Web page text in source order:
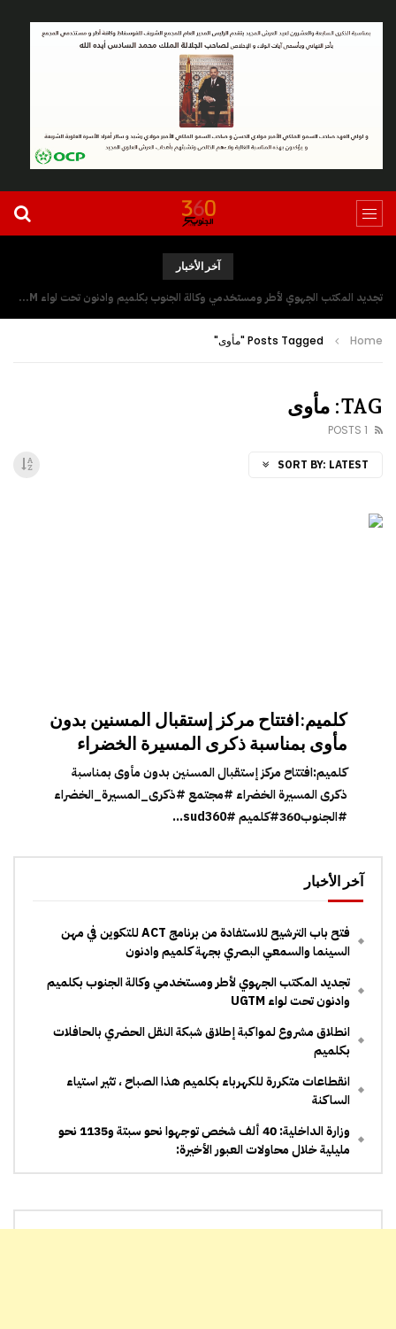
آخر الأخبار
تجديد المكتب الجهوي لأطر ومستخدمي وكالة الجنوب بكلميم وادنون تحت لواء UGTM
Home Posts Tagged "مأوى"
TAG: مأوى
1 POSTS
SORT BY: LATEST
كلميم:افتتاح مركز إستقبال المسنين بدون
مأوى بمناسبة ذكرى المسيرة الخضراء
كلميم:افتتاح مركز إستقبال المسنين بدون مأوى بمناسبة
ذكرى المسيرة الخضراء #مجتمع #ذكرى_المسيرة_الخضراء
#الجنوب360#كلميم #sud360...
آخر الأخبار
فتح باب الترشيح للاستفادة من برنامج ACT للتكوين في مهن
السينما والسمعي البصري بجهة كلميم وادنون
تجديد المكتب الجهوي لأطر ومستخدمي وكالة الجنوب بكلميم
وادنون تحت لواء UGTM
انطلاق مشروع لمواكبة إطلاق شبكة النقل الحضري بالحافلات
بكلميم
انقطاعات متكررة للكهرباء بكلميم هذا الصباح ، تثير استياء
الساكنة
وزارة الداخلية: 40 ألف شخص توجهوا نحو سبتة و1135 نحو
مليلية خلال محاولات العبور الأخيرة: